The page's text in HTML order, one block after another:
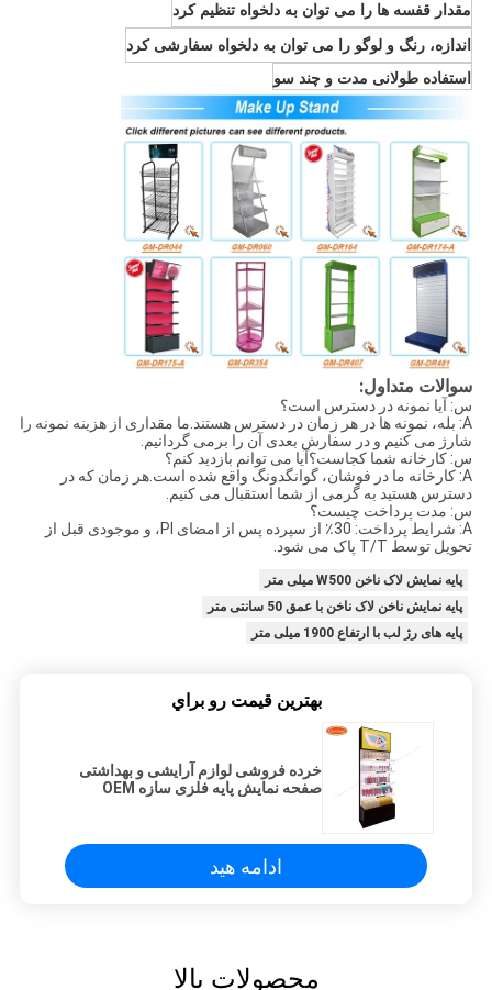
مقدار قفسه ها را می توان به دلخواه تنظیم کرد
اندازه، رنگ و لوگو را می توان به دلخواه سفارشی کرد
استفاده طولانی مدت و چند سو
سوالات متداول:
س: آیا نمونه در دسترس است؟
A: بله، نمونه ها در هر زمان در دسترس هستند.ما مقداری از هزینه نمونه را
شارژ می کنیم و در سفارش بعدی آن را برمی گردانیم.
س: کارخانه شما کجاست؟آیا می توانم بازدید کنم؟
A: کارخانه ما در فوشان، گوانگدونگ واقع شده است.هر زمان که در
دسترس هستید به گرمی از شما استقبال می کنیم.
س: مدت پرداخت چیست؟
A: شرایط پرداخت: 30٪ از سپرده پس از امضای PI، و موجودی قبل از
تحویل توسط T/T پاک می شود.
پایه نمایش لاک ناخن W500 میلی متر
پایه نمایش ناخن لاک ناخن با عمق 50 سانتی متر
پایه های رژ لب با ارتفاع 1900 میلی متر
بهترين قيمت رو براي
خرده فروشی لوازم آرایشی و بهداشتی
صفحه نمایش پایه فلزی سازه OEM
ادامه هید
محصولات بالا